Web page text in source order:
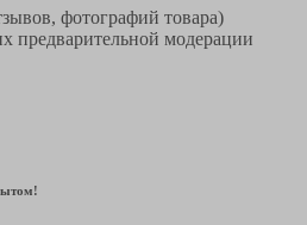
фотографий товара)
предварительной модерации